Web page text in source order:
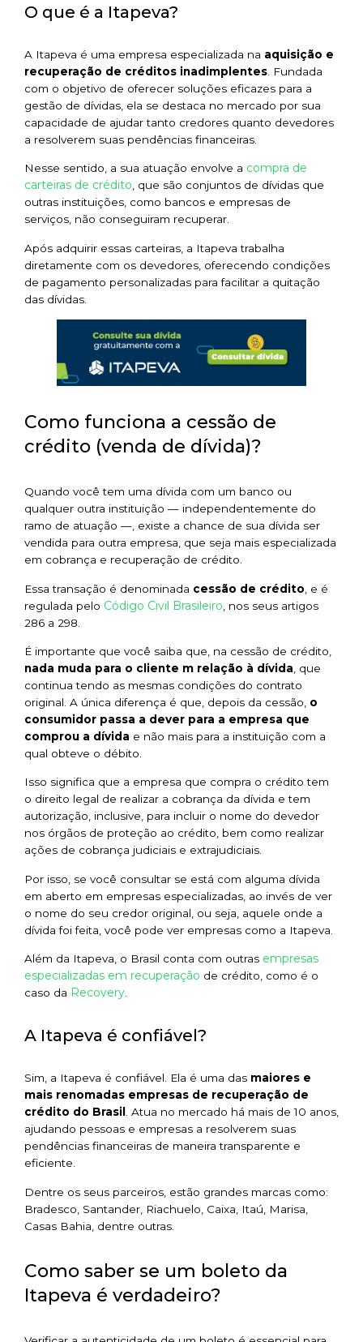
O que é a Itapeva?
A Itapeva é uma empresa especializada na aquisição e
recuperação de créditos inadimplentes . Fundada
com o objetivo de oferecer soluções eficazes para a
gestão de dívidas, ela se destaca no mercado por sua
capacidade de ajudar tanto credores quanto devedores
a resolverem suas pendências financeiras.
Nesse sentido, a sua atuação envolve a compra de
carteiras de crédito, que são conjuntos de dívidas que
outras instituições, como bancos e empresas de
serviços, não conseguiram recuperar.
Após adquirir essas carteiras, a Itapeva trabalha
diretamente com os devedores, oferecendo condições
de pagamento personalizadas para facilitar a quitação
das dívidas.
Como funciona a cessão de
crédito (venda de dívida)?
Quando você tem uma dívida com um banco ou
qualquer outra instituição — independentemente do
ramo de atuação —, existe a chance de sua dívida ser
vendida para outra empresa, que seja mais especializada
em cobrança e recuperação de crédito.
Essa transação é denominada cessão de crédito , e é
regulada pelo Código Civil Brasileiro , nos seus artigos
286 a 298.
É importante que você saiba que, na cessão de crédito,
nada muda para o cliente m relação à dívida , que
continua tendo as mesmas condições do contrato
original. A única diferença é que, depois da cessão, o
consumidor passa a dever para a empresa que
comprou a dívida e não mais para a instituição com a
qual obteve o débito.
Isso significa que a empresa que compra o crédito tem
o direito legal de realizar a cobrança da dívida e tem
autorização, inclusive, para incluir o nome do devedor
nos órgãos de proteção ao crédito, bem como realizar
ações de cobrança judiciais e extrajudiciais.
Por isso, se você consultar se está com alguma dívida
em aberto em empresas especializadas, ao invés de ver
o nome do seu credor original, ou seja, aquele onde a
dívida foi feita, você pode ver empresas como a Itapeva.
Além da Itapeva, o Brasil conta com outras empresas
especializadas em recuperação de crédito, como é o
caso da Recovery
A Itapeva é confiável?
Sim, a Itapeva é confiável. Ela é uma das maiores e
mais renomadas empresas de recuperação de
crédito do Brasil
. Atua no mercado há mais de 10 anos,
ajudando pessoas e empresas a resolverem suas
pendências financeiras de maneira transparente e
eficiente.
Dentre os seus parceiros, estão grandes marcas como:
Bradesco, Santander, Riachuelo, Caixa, Itaú, Marisa,
Casas Bahia, dentre outras.
Como saber se um boleto da
Itapeva é verdadeiro?